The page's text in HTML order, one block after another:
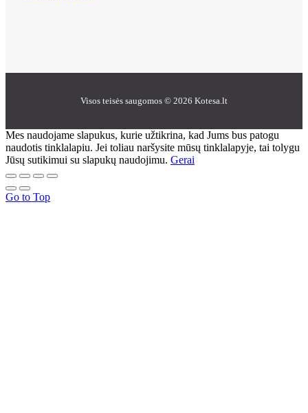
Visos teisės saugomos © 2026 Kotesa.lt
Mes naudojame slapukus, kurie užtikrina, kad Jums bus patogu
naudotis tinklalapiu. Jei toliau naršysite mūsų tinklalapyje, tai tolygu
Jūsų sutikimui su slapukų naudojimu. Gerai
Go to Top